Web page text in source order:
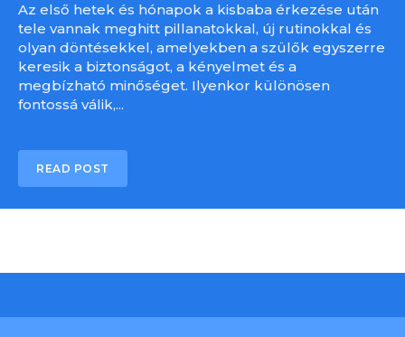
Az első hetek és hónapok a kisbaba érkezése után
tele vannak meghitt pillanatokkal, új rutinokkal és
olyan döntésekkel, amelyekben a szülők egyszerre
keresik a biztonságot, a kényelmet és a
megbízható minőséget. Ilyenkor különösen
fontossá válik,...
READ POST